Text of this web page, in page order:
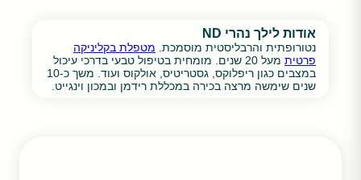
אודות לילך נהרי ND
נטורופתית והרבליסטית מוסמכת. מטפלת בקליניקה
פרטית
מעל 20 שנים. מומחית בטיפול טבעי בדרכי עיכול
במצבים כגון ריפלוקס, גסטריטיס, אולקוס ועוד. משך כ-10
שנים שימשה מרצה בכירה במכללת רידמן ובמכון וינגייט.